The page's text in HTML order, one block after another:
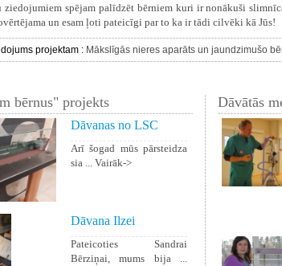
ziedojumiem spējam palīdzēt bērniem kuri ir nonākuši
un esam ļoti pateicīgi par to ka ir tādi cilvēki kā Jūs!
projektam : Mākslīgās nieres aparāts un jaundzimušo
bērnus" projekts
Dāvanas no LSC
Arī šogad mūs pārsteidza
sia ... Vairāk->
Dāvana Ilzei
Pateicoties Sandrai
Bērziņai, mums bija ...
Dāvātās